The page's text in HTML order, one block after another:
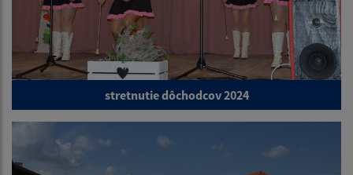
stretnutie dôchodcov 2024